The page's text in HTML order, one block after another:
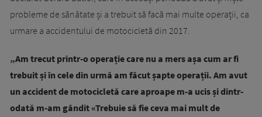
probleme de sănătate și a trebuit să facă mai multe operații, ca
urmare a accidentului de motocicletă din 2017.
„Am trecut printr-o operație care nu a mers așa cum ar fi
trebuit și în cele din urmă am făcut șapte operații. Am avut
un accident de motocicletă care aproape m-a ucis și dintr-
odată m-am gândit «Trebuie să fie ceva mai mult de